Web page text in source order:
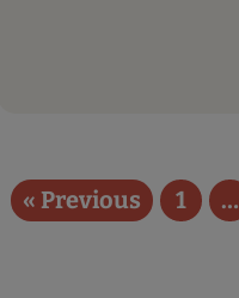
« Previous 1 …